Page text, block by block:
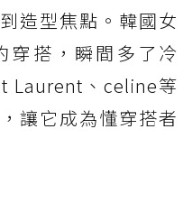
造型焦點。韓國女
穿搭，瞬間多了冷
Laurent、celine等
讓它成為懂穿搭者